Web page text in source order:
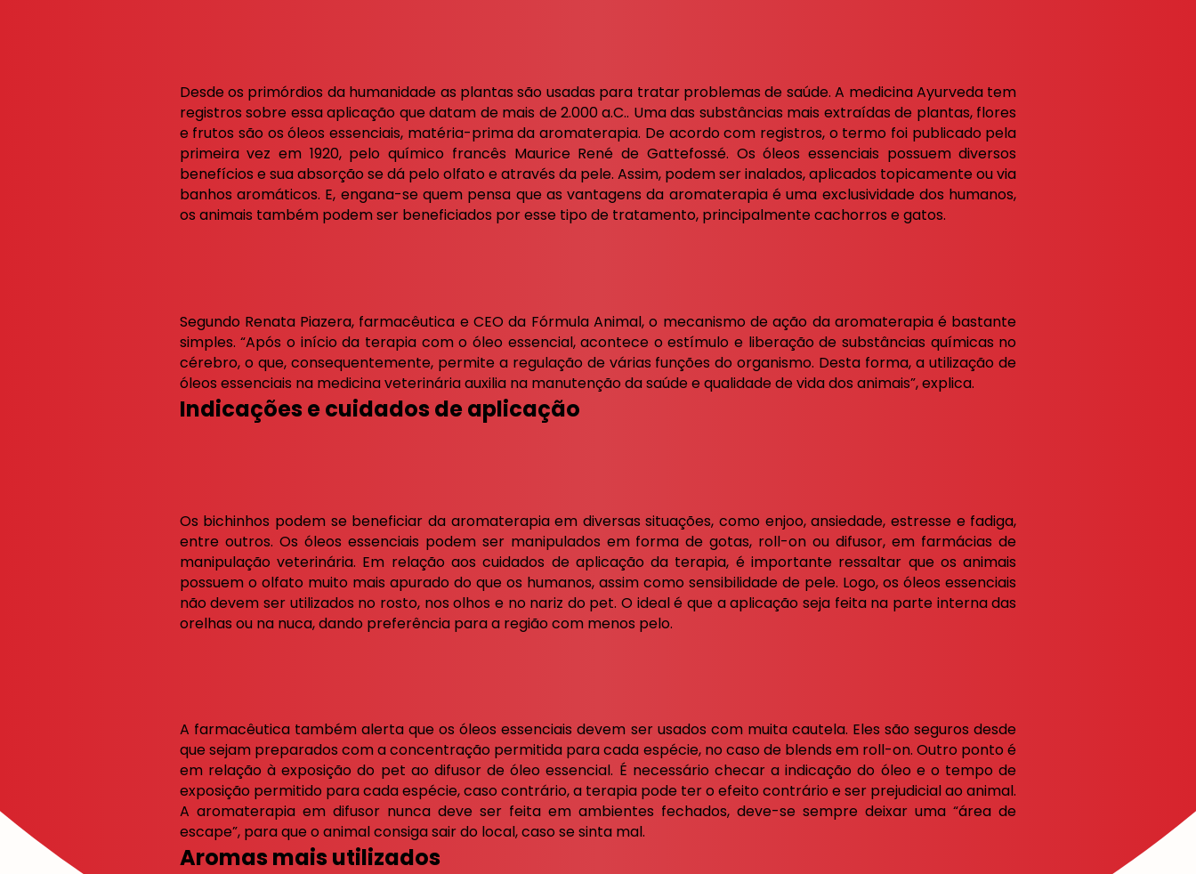
Desde os primórdios da humanidade as plantas são usadas para tratar problemas de saúde. A medicina Ayurveda tem
registros sobre essa aplicação que datam de mais de 2.000 a.C.. Uma das substâncias mais extraídas de plantas, flores
e frutos são os óleos essenciais, matéria-prima da aromaterapia. De acordo com registros, o termo foi publicado pela
primeira vez em 1920, pelo químico francês Maurice René de Gattefossé. Os óleos essenciais possuem diversos
benefícios e sua absorção se dá pelo olfato e através da pele. Assim, podem ser inalados, aplicados topicamente ou via
banhos aromáticos. E, engana-se quem pensa que as vantagens da aromaterapia é uma exclusividade dos humanos,
os animais também podem ser beneficiados por esse tipo de tratamento, principalmente cachorros e gatos.
Segundo Renata Piazera, farmacêutica e CEO da Fórmula Animal, o mecanismo de ação da aromaterapia é bastante
simples. “Após o início da terapia com o óleo essencial, acontece o estímulo e liberação de substâncias químicas no
cérebro, o que, consequentemente, permite a regulação de várias funções do organismo. Desta forma, a utilização de
óleos essenciais na medicina veterinária auxilia na manutenção da saúde e qualidade de vida dos animais”, explica.
Indicações e cuidados de aplicação
Os bichinhos podem se beneficiar da aromaterapia em diversas situações, como enjoo, ansiedade, estresse e fadiga,
entre outros. Os óleos essenciais podem ser manipulados em forma de gotas, roll-on ou difusor, em farmácias de
manipulação veterinária. Em relação aos cuidados de aplicação da terapia, é importante ressaltar que os animais
possuem o olfato muito mais apurado do que os humanos, assim como sensibilidade de pele. Logo, os óleos essenciais
não devem ser utilizados no rosto, nos olhos e no nariz do pet. O ideal é que a aplicação seja feita na parte interna das
orelhas ou na nuca, dando preferência para a região com menos pelo.
A farmacêutica também alerta que os óleos essenciais devem ser usados com muita cautela. Eles são seguros desde
que sejam preparados com a concentração permitida para cada espécie, no caso de blends em roll-on. Outro ponto é
em relação à exposição do pet ao difusor de óleo essencial. É necessário checar a indicação do óleo e o tempo de
exposição permitido para cada espécie, caso contrário, a terapia pode ter o efeito contrário e ser prejudicial ao animal.
A aromaterapia em difusor nunca deve ser feita em ambientes fechados, deve-se sempre deixar uma “área de
escape”, para que o animal consiga sair do local, caso se sinta mal.
Aromas mais utilizados